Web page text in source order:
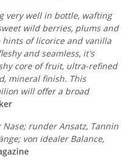
very well in bottle, wafting
wild berries, plums and
of licorice and vanilla
and seamless, it's
core of fruit, ultra-refined
mineral finish. This
will offer a broad
runder Ansatz, Tannin
von idealer Balance,